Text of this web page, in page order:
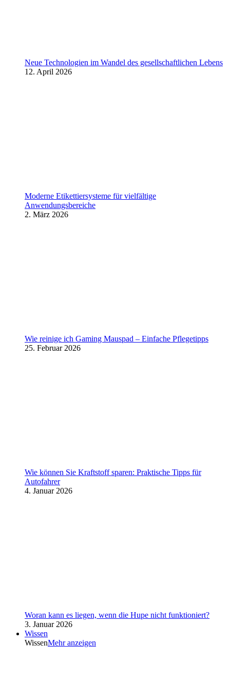
Neue Technologien im Wandel des gesellschaftlichen Lebens
12. April 2026
Moderne Etikettiersysteme für vielfältige
Anwendungsbereiche
2. März 2026
Wie reinige ich Gaming Mauspad – Einfache Pflegetipps
25. Februar 2026
Wie können Sie Kraftstoff sparen: Praktische Tipps für
Autofahrer
4. Januar 2026
Woran kann es liegen, wenn die Hupe nicht funktioniert?
3. Januar 2026
Wissen
WissenMehr anzeigen